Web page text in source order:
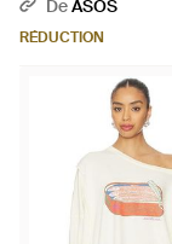
DeASOS
RÉDUCTION